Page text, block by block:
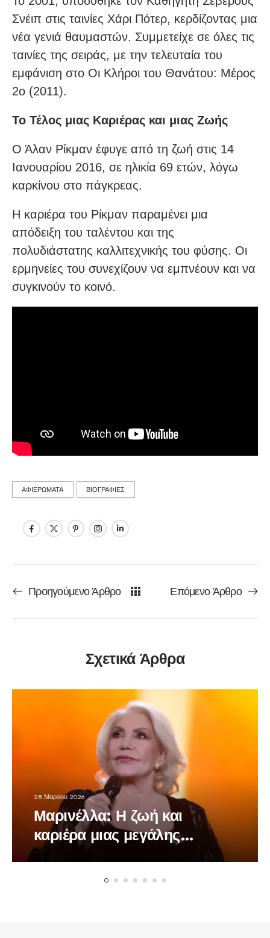
Σνέιπ στις ταινίες Χάρι Πότερ, κερδίζοντας μια
νέα γενιά θαυμαστών. Συμμετείχε σε όλες τις
ταινίες της σειράς, με την τελευταία του
εμφάνιση στο Οι Κλήροι του Θανάτου: Μέρος
2ο (2011).
Το Τέλος μιας Καριέρας και μιας Ζωής
Ο Άλαν Ρίκμαν έφυγε από τη ζωή στις 14
Ιανουαρίου 2016, σε ηλικία 69 ετών, λόγω
καρκίνου στο πάγκρεας.
Η καριέρα του Ρίκμαν παραμένει μια
απόδειξη του ταλέντου και της
πολυδιάστατης καλλιτεχνικής του φύσης. Οι
ερμηνείες του συνεχίζουν να εμπνέουν και να
συγκινούν το κοινό.
ΑΦΙΕΡΩΜΑΤΑ ΒΙΟΓΡΑΦΙΕΣ
Προηγούμενο Άρθρο Επόμενο Άρθρο
Σχετικά Άρθρα
28 Μαρτίου 2026
Μαρινέλλα: Η ζωή και
καριέρα μιας μεγάλης
τραγουδίστριας